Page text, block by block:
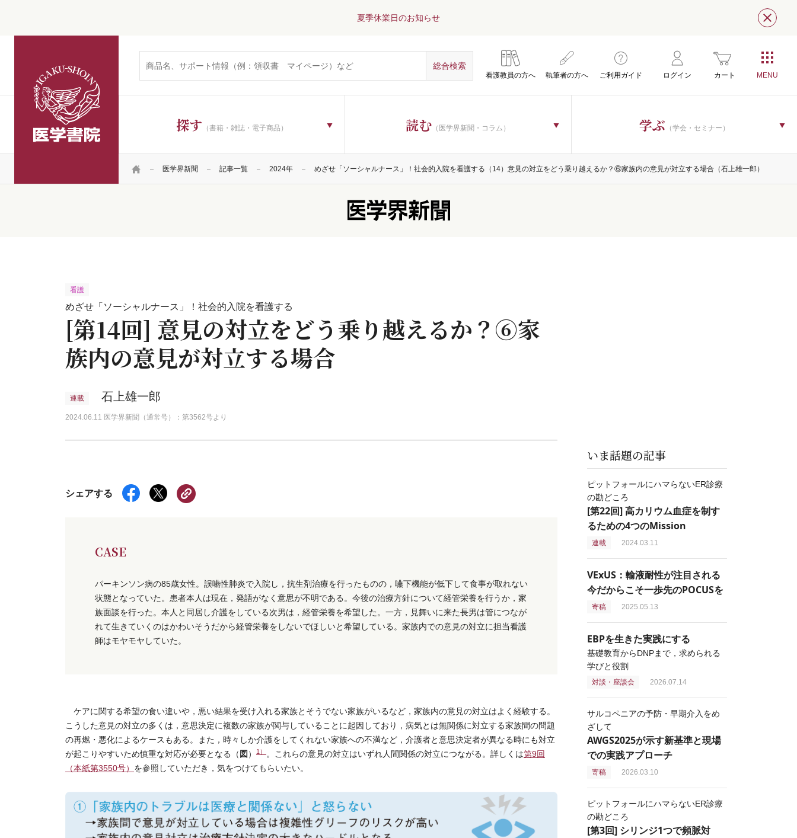
夏季休業日のお知らせ 閉じ
看護教員の方へ 執筆者の方へ ご利用ガイド ログイン カート
探す （書籍・雑誌・電子商品） 読む （医学界新聞・コラム） 学ぶ （学会・セミナー）
HOME 医学界新聞 記事一覧 2024年 めざせ「ソーシャルナース」！社会的入院を看護する（14）意見の対立をどう乗り越えるか？⑥家族内の意見が対立する場合（石上雄一郎）
看護
めざせ「ソーシャルナース」！社会的入院を看護する
[第14回] 意見の対立をどう乗り越えるか？⑥家
族内の意見が対立する場合
連載 石上雄一郎
2024.06.11 医学界新聞（通常号）：第3562号より
シェアする
CASE
パーキンソン病の85歳女性。誤嚥性肺炎で入院し，抗生剤治療を行ったものの，嚥下機能が低下して食事が取れない
状態となっていた。患者本人は現在，発語がなく意思が不明である。今後の治療方針について経管栄養を行うか，家
族面談を行った。本人と同居し介護をしている次男は，経管栄養を希望した。一方，見舞いに来た長男は管につなが
れて生きていくのはかわいそうだから経管栄養をしないでほしいと希望している。家族内での意見の対立に担当看護
師はモヤモヤしていた。
ケアに関する希望の食い違いや，悪い結果を受け入れる家族とそうでない家族がいるなど，家族内の意見の対立はよく経験する。
こうした意見の対立の多くは，意思決定に複数の家族が関与していることに起因しており，病気とは無関係に対立する家族間の問題
の再燃・悪化によるケースもある。また，時々しか介護をしてくれない家族への不満など，介護者と意思決定者が異なる時にも対立
が起こりやすいため慎重な対応が必要となる（図） 1） 。これらの意見の対立はいずれ人間関係の対立につながる。詳しくは第9回
（本紙第3550号） を参照していただき，気をつけてもらいたい。
いま話題の記事
ピットフォールにハマらないER診療
の勘どころ
[第22回] 高カリウム血症を制す
るための4つのMission
連載 2024.03.11
VExUS：輸液耐性が注目される
今だからこそ一歩先のPOCUSを
寄稿 2025.05.13
EBPを生きた実践にする
基礎教育からDNPまで，求められる
学びと役割
対談・座談会 2026.07.14
サルコペニアの予防・早期介入をめ
ざして
AWGS2025が示す新基準と現場
での実践アプローチ
寄稿 2026.03.10
ピットフォールにハマらないER診療
の勘どころ
[第3回] シリンジ1つで頻脈対